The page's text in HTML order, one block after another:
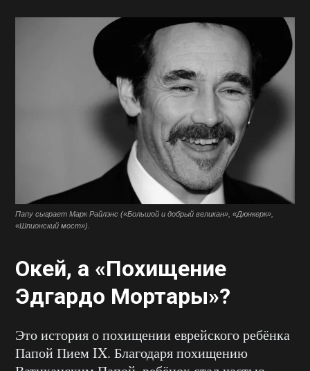
Папу сыграет Марк Райлэнс («Большой и добрый великан», «Дюнкерк»,
«Шпионский мост»).
Окей, а «Похищение
Эдгардо Мортары»?
Это история о похищении еврейского ребёнка
Папой Пием IX. Благодаря похищению